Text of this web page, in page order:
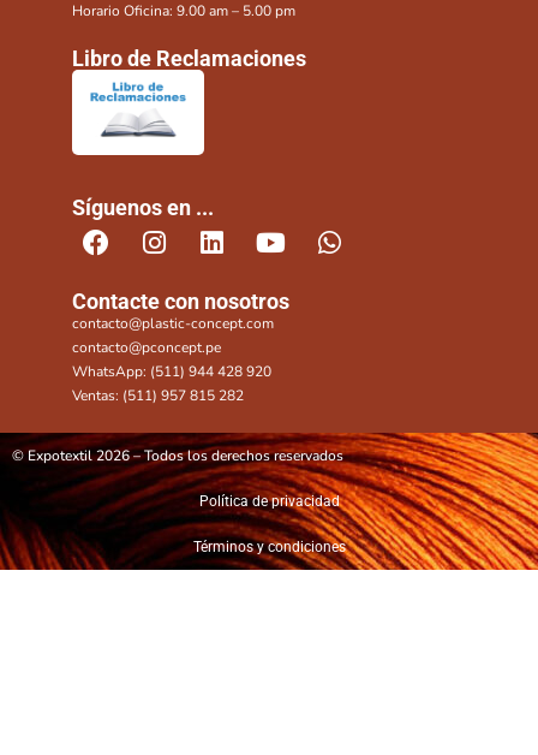
Horario Oficina: 9.00 am – 5.00 pm
Libro de Reclamaciones
Síguenos en ...
Contacte con nosotros
contacto@plastic-concept.com
contacto@pconcept.pe
WhatsApp: (511) 944 428 920
Ventas: (511) 957 815 282
© Expotextil 2026 – Todos los derechos reservados
Política de privacidad
Términos y condiciones